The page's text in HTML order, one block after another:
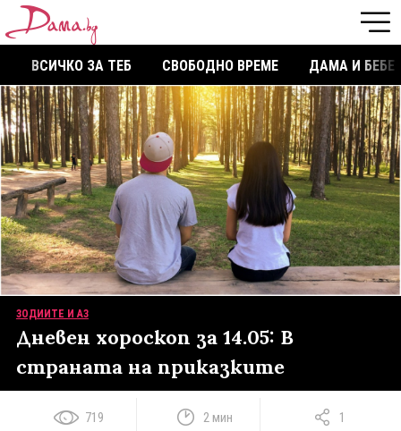
ВСИЧКО ЗА ТЕБ СВОБОДНО ВРЕМЕ ДАМА И БЕБЕ
ЗОДИИТЕ И АЗ
Дневен хороскоп за 14.05: В
страната на приказките
719 2 мин 1